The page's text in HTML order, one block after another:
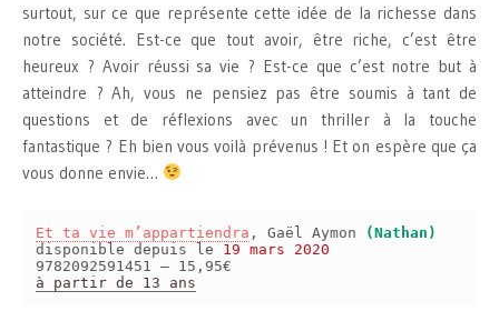
surtout, sur ce que représente cette idée de la richesse dans
notre société. Est-ce que tout avoir, être riche, c’est être
heureux ? Avoir réussi sa vie ? Est-ce que c’est notre but à
atteindre ? Ah, vous ne pensiez pas être soumis à tant de
questions et de réflexions avec un thriller à la touche
fantastique ? Eh bien vous voilà prévenus ! Et on espère que ça
vous donne envie…
Et ta vie m’appartiendra , Gaël Aymon
(Nathan)
disponible depuis le 19 mars 2020
9782092591451 – 15,95€
à partir de 13 ans